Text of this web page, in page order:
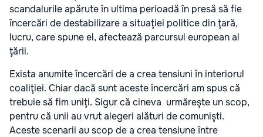
scandalurile apărute în ultima perioadă în presă să fie
încercări de destabilizare a situaţiei politice din ţară,
lucru, care spune el, afectează parcursul european al
ţării.
Exista anumite încercări de a crea tensiuni în interiorul
coaliţiei. Chiar dacă sunt aceste încercări am spus că
trebuie să fim uniţi. Sigur că cineva urmăreşte un scop,
pentru că unii au vrut alegeri alături de comunişti.
Aceste scenarii au scop de a crea tensiune între